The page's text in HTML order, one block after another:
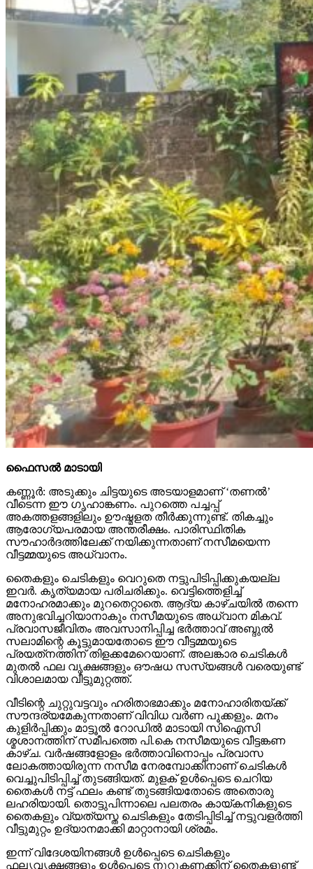
ഫൈസല്‍ മാടായി
കണ്ണൂര്‍: അടുക്കും ചിട്ടയുടെ അടയാളമാണ് ‘തണല്‍’
വീടെന്ന ഈ ഗൃഹാങ്കണം. പുറത്തെ പച്ചപ്പ്
അകത്തളങ്ങളിലും ഊഷ്മളത തീര്‍ക്കുന്നുണ്ട്. തികച്ചും
ആരോഗ്യപരമായ അന്തരീക്ഷം. പാരിസ്ഥിതിക
സൗഹാര്‍ദത്തിലേക്ക് നയിക്കുന്നതാണ് നസീമയെന്ന
വീട്ടമ്മയുടെ അധ്വാനം.
തൈകളും ചെടികളും വെറുതെ നട്ടുപിടിപ്പിക്കുകയല്ല
ഇവര്‍. കൃത്യമായ പരിചരിക്കും. വെട്ടിത്തെളിച്ച്
മനോഹരമാക്കും മുറതെറ്റാതെ. ആദ്യ കാഴ്ചയില്‍ തന്നെ
അനുഭവിച്ചറിയാനാകും നസീമയുടെ അധ്വാന മികവ്.
പ്രവാസജീവിതം അവസാനിപ്പിച്ച ഭര്‍ത്താവ് അബ്ദുല്‍
സലാമിന്റെ കൂട്ടുമായതോടെ ഈ വീട്ടമ്മയുടെ
പ്രയത്‌നത്തിന് തിളക്കമേറെയാണ്. അലങ്കാര ചെടികള്‍
മുതല്‍ ഫല വൃക്ഷങ്ങളും ഔഷധ സസ്യങ്ങള്‍ വരെയുണ്ട്
വിശാലമായ വീട്ടുമുറ്റത്ത്.
വീടിന്റെ ചുറ്റുവട്ടവും ഹരിതാഭമാക്കും മനോഹാരിതയ്ക്ക്
സൗന്ദര്യമേകുന്നതാണ് വിവിധ വര്‍ണ പൂക്കളും. മനം
കുളിര്‍പ്പിക്കും മാട്ടൂല്‍ റോഡില്‍ മാടായി സിഐസി
ശ്മശാനത്തിന് സമീപത്തെ പി.കെ നസീമയുടെ വീട്ടങ്കണ
കാഴ്ച. വര്‍ഷങ്ങളോളം ഭര്‍ത്താവിനൊപ്പം പ്രവാസ
ലോകത്തായിരുന്ന നസീമ നേരമ്പോക്കിനാണ് ചെടികള്‍
വെച്ചുപിടിപ്പിച്ച് തുടങ്ങിയത്. മുളക് ഉള്‍പ്പെടെ ചെറിയ
തൈകള്‍ നട്ട് ഫലം കണ്ട് തുടങ്ങിയതോടെ അതൊരു
ലഹരിയായി. തൊട്ടുപിന്നാലെ പലതരം കായ്കനികളുടെ
തൈകളും വ്യത്യസ്ത ചെടികളും തേടിപ്പിടിച്ച് നട്ടുവളര്‍ത്തി
വീട്ടുമുറ്റം ഉദ്യാനമാക്കി മാറ്റാനായി ശ്രമം.
ഇന്ന് വിദേശയിനങ്ങള്‍ ഉള്‍പ്പെടെ ചെടികളും
ഫലൃവൃക്ഷങ്ങളും ഉള്‍പ്പെടെ നൂറുകണക്കിന് തൈകളുണ്ട്